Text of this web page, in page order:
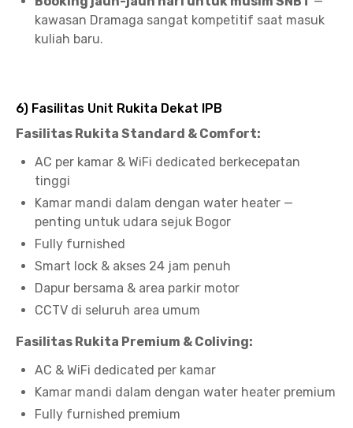
kawasan Dramaga sangat kompetitif saat masuk
kuliah baru.
6) Fasilitas Unit Rukita Dekat IPB
Fasilitas Rukita Standard & Comfort:
AC per kamar & WiFi dedicated berkecepatan
tinggi
Kamar mandi dalam dengan water heater —
penting untuk udara sejuk Bogor
Fully furnished
Smart lock & akses 24 jam penuh
Dapur bersama & area parkir motor
CCTV di seluruh area umum
Fasilitas Rukita Premium & Coliving:
AC & WiFi dedicated per kamar
Kamar mandi dalam dengan water heater premium
Fully furnished premium